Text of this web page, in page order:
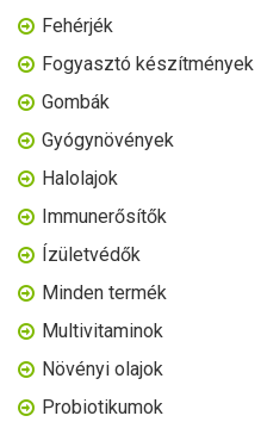
Fehérjék
Fogyasztó készítmények
Gombák
Gyógynövények
Halolajok
Immunerősítők
Ízületvédők
Minden termék
Multivitaminok
Növényi olajok
Probiotikumok